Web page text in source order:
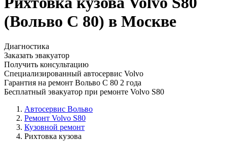
(Вольво С 80) в Москве
Диагностика
Заказать эвакуатор
Получить консультацию
Специализированный автосервис Volvo
Гарантия на ремонт Вольво С 80 2 года
Бесплатный эвакуатор при ремонте Volvo S80
Автосервис Вольво
Ремонт Volvo S80
Кузовной ремонт
Рихтовка кузова